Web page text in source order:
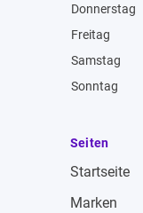
Donnerstag
Freitag
Samstag
Sonntag
Seiten
Startseite
Marken